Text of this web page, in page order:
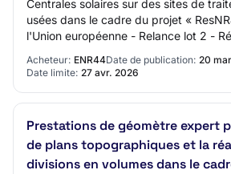
Centrales solaires sur des sites de
usées dans le cadre du projet «
l'Union européenne - Relance lot 2 -
Acheteur: ENR44Date de publication: 20
Date limite: 27 avr. 2026
Prestations de géomètre expert
de plans topographiques et la
divisions en volumes dans le